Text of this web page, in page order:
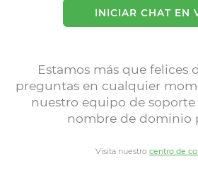
INICIAR CHAT EN
Estamos más que felices
preguntas en cualquier
nuestro equipo de
nombre de dominio
Visita nuestro centro de